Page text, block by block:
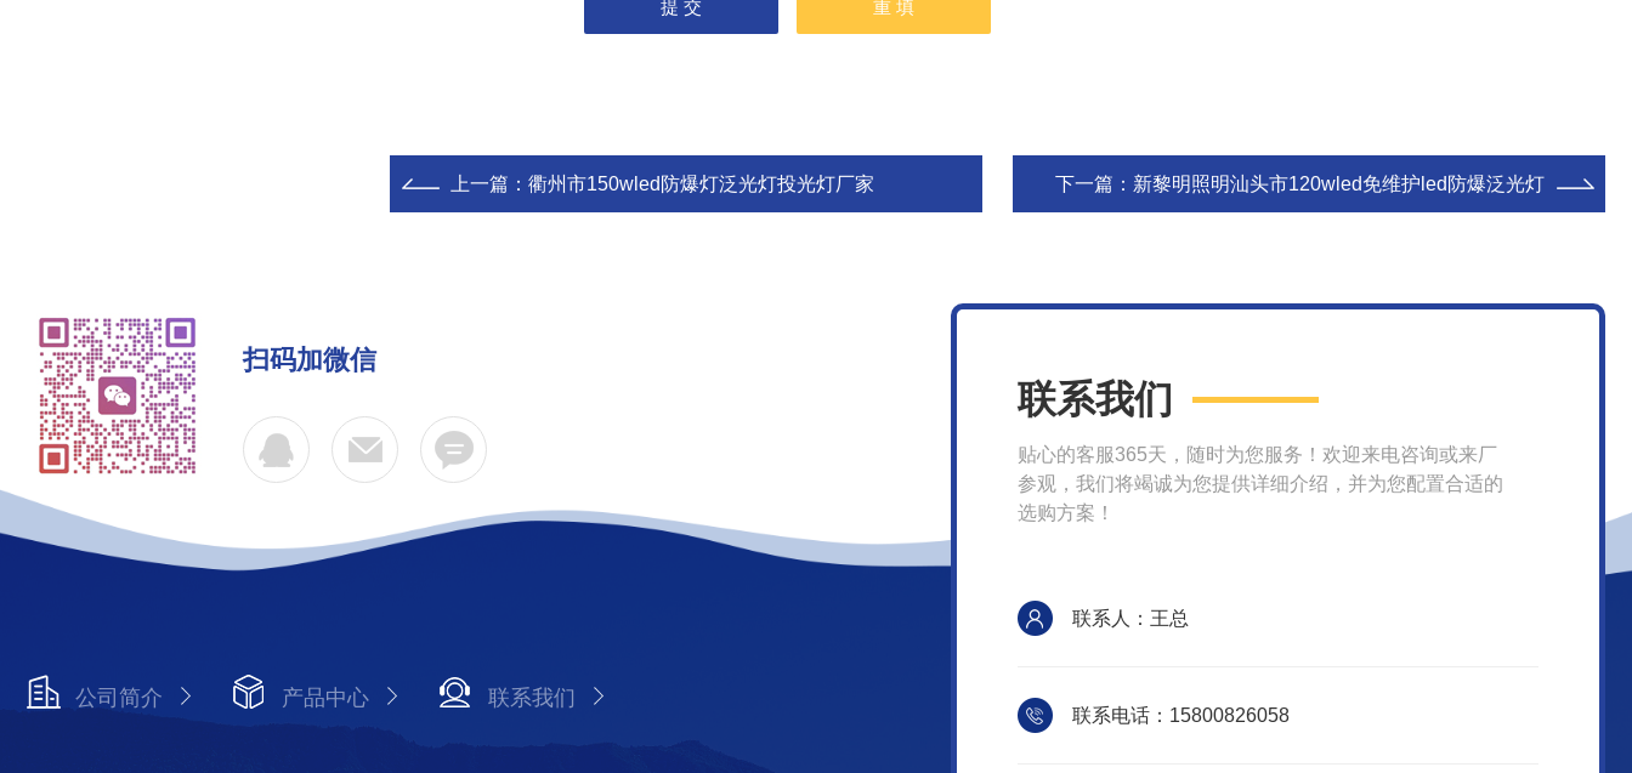
上一篇： 衢州市150wled防爆灯泛光灯投光灯厂家 下一篇： 新黎明照明汕头市120wled免维护led防爆泛光灯
扫码加微信
公司简介 产品中心 联系我们
联系我们
贴心的客服365天，随时为您服务！欢迎来电咨询或来厂
参观，我们将竭诚为您提供详细介绍，并为您配置合适的
选购方案！
联系人：王总
联系电话：15800826058